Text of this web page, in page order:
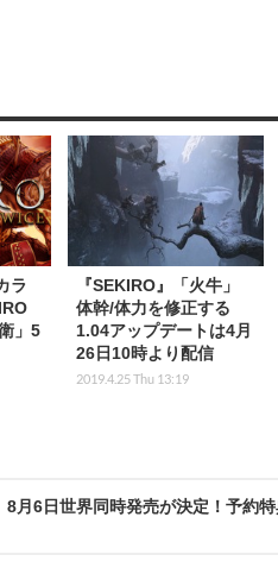
ラ
」5
『SEKIRO』「火牛」
体幹/体力を修正する
1.04アップデートは4月
26日10時より配信
2019.4.25 Thu 13:19
月6日世界同時発売が決定！予約